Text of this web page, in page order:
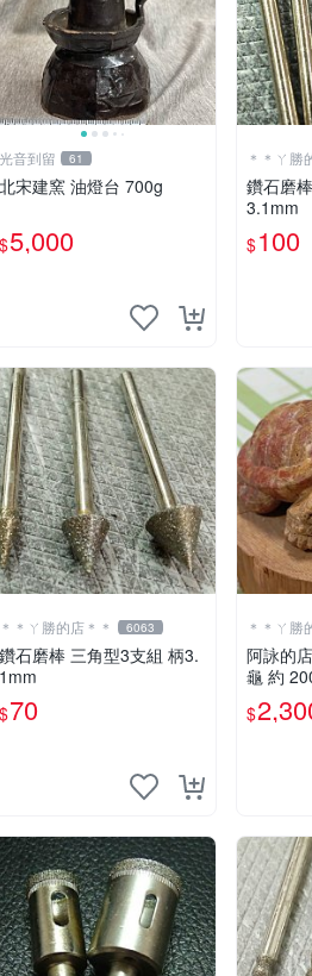
光音到留 61
北宋建窯 油燈台 700g
$5,000
＊＊ㄚ勝
鑽石磨棒 尖款錐型6支組 柄
3.1mm
$100
＊＊ㄚ勝的店＊＊ 6063
鑽石磨棒 三角型3支組 柄3.
1mm
$70
＊＊ㄚ勝
阿詠的店 花東花碧玉 雕陸
龜 約
$